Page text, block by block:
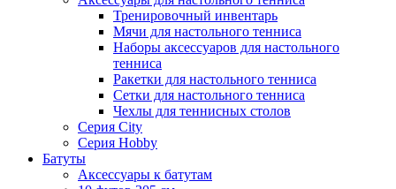
Тренировочный инвентарь
Мячи для настольного тенниса
Наборы аксессуаров для настольного
тенниса
Ракетки для настольного тенниса
Сетки для настольного тенниса
Чехлы для теннисных столов
Серия City
Серия Hobby
Батуты
Аксессуары к батутам